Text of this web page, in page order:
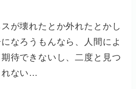
が壊れたとか外れたとかし
なろうもんなら、人間によ
待できないし、二度と見つ
れない…